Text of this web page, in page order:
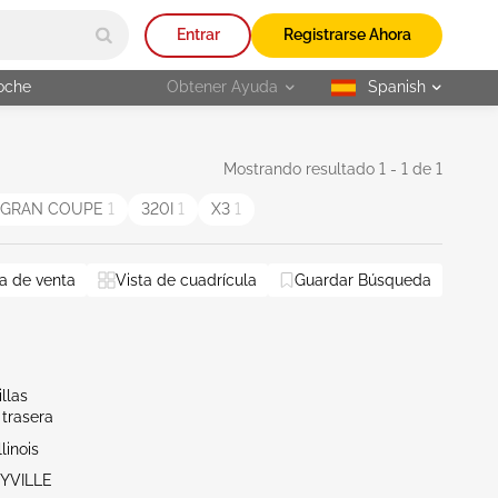
Entrar Registrarse Ahora
Obtener Ayuda selected
Spanish
Mostrando resultado 1 - 1 de 1
COUPE 1 320I 1 X3 1
de venta Vista de cuadrícula Guardar Búsqueda